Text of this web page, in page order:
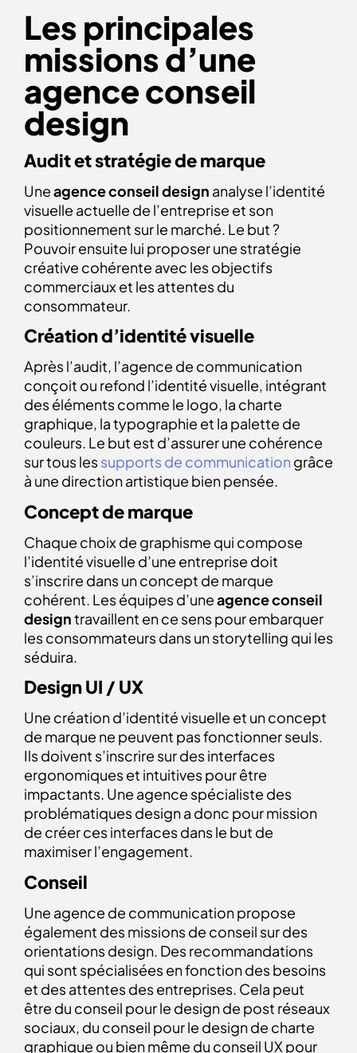
Les principales
missions d’une
agence conseil
design
Audit et stratégie de marque
Uneagence conseil design analyse l’identité
visuelle actuelle de l’entreprise et son
positionnement sur le marché. Le but ?
Pouvoir ensuite lui proposer une stratégie
créative cohérente avec les objectifs
commerciaux et les attentes du
consommateur.
Création d’identité visuelle
Après l’audit, l’agence de communication
conçoit ou refond l’identité visuelle, intégrant
des éléments comme le logo, la charte
graphique, la typographie et la palette de
couleurs. Le but est d’assurer une cohérence
sur tous lessupports de communication grâce
à une direction artistique bien pensée.
Concept de marque
Chaque choix de graphisme qui compose
l’identité visuelle d’une entreprise doit
s’inscrire dans un concept de marque
cohérent. Les équipes d’uneagence conseil
designtravaillent en ce sens pour embarquer
les consommateurs dans un storytelling qui les
séduira.
Design UI / UX
Une création d’identité visuelle et un concept
de marque ne peuvent pas fonctionner seuls.
Ils doivent s’inscrire sur des interfaces
ergonomiques et intuitives pour être
impactants. Une agence spécialiste des
problématiques design a donc pour mission
de créer ces interfaces dans le but de
maximiser l’engagement.
Conseil
Une agence de communication propose
également des missions de conseil sur des
orientations design. Des recommandations
qui sont spécialisées en fonction des besoins
et des attentes des entreprises. Cela peut
être du conseil pour le design de post réseaux
sociaux, du conseil pour le design de charte
graphique ou bien même du conseil UX pour